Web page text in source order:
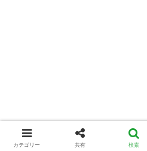
カテゴリー 共有 検索